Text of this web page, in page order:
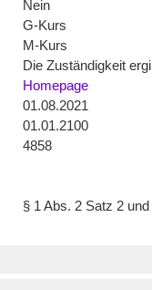
Nein
G-Kurs
M-Kurs
Die Zuständigkeit
Homepage
01.08.2021
01.01.2100
4858
§ 1 Abs. 2 Satz 2